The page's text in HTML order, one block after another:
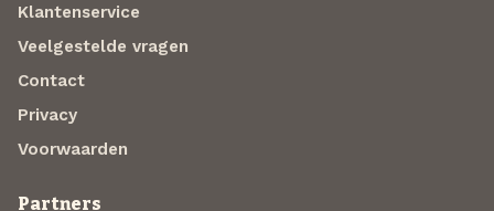
Klantenservice
Veelgestelde vragen
Contact
Privacy
Voorwaarden
Partners